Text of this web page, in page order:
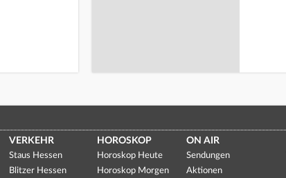
VERKEHR
Staus Hessen
Blitzer Hessen
HOROSKOP
Horoskop Heute
Horoskop Morgen
ON AIR
Sendungen
Aktionen